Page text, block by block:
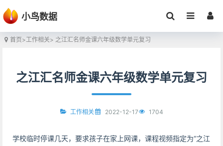
小鸟数据
首页>工作相关> 之江汇名师金课六年级数学单元复习
之江汇名师金课六年级数学单元复习
工作相关 2022-12-17 1704
学校临时停课几天，要求孩子在家上网课，课程视频指定为“之江